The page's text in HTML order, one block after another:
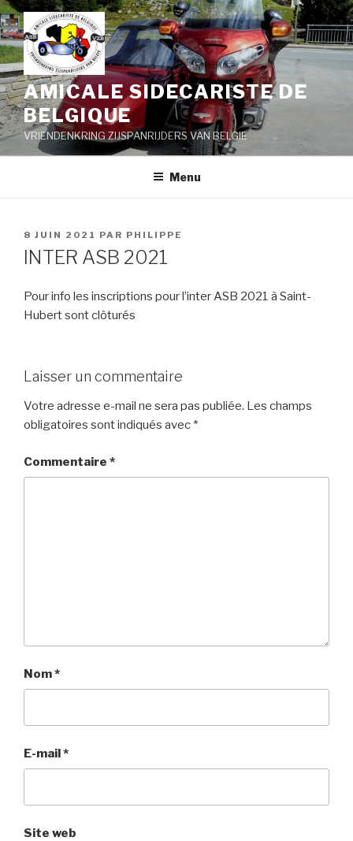
Aller
au
contenu
principal
AMICALE SIDECARISTE DE
BELGIQUE
VRIENDENKRING ZIJSPANRIJDERS VAN BELGIE
Menu
PUBLIÉ
LE
8 JUIN 2021 PAR PHILIPPE
INTER ASB 2021
Pour info les inscriptions pour l’inter ASB 2021 à Saint-
Hubert sont clôturés
Laisser un commentaire
Votre adresse e-mail ne sera pas publiée. Les champs
obligatoires sont indiqués avec *
Commentaire *
Nom*
E-mail*
Site web